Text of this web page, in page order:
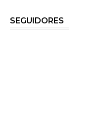
SEGUIDORES